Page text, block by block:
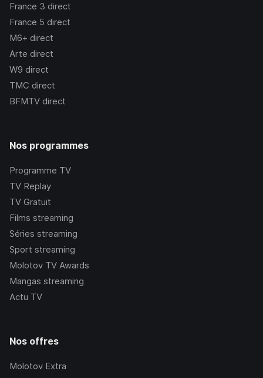
France 3 direct
France 5 direct
M6+ direct
Arte direct
W9 direct
TMC direct
BFMTV direct
Nos programmes
Programme TV
TV Replay
TV Gratuit
Films streaming
Séries streaming
Sport streaming
Molotov TV Awards
Mangas streaming
Actu TV
Nos offres
Molotov Extra